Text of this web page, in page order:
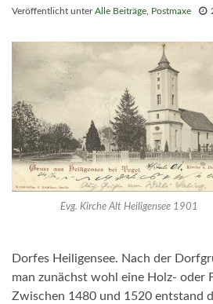
Veröffentlicht unterAlle Beiträge Postmaxe
Evg. Kirche Alt Heiligensee 1901
Dorfes Heiligensee. Nach der
man zunächst wohl eine Holz- oder
Zwischen 1480 und 1520 entstand